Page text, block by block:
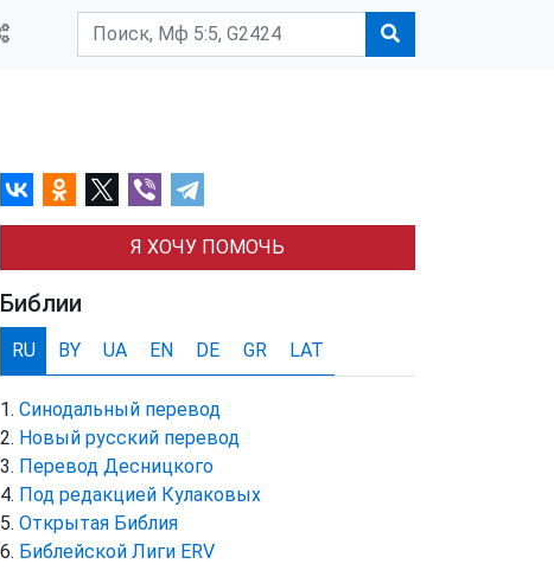
Я ХОЧУ ПОМОЧЬ
Библии
RU BY UA EN DE GR LAT
Синодальный перевод
Новый русский перевод
Перевод Десницкого
Под редакцией Кулаковых
Открытая Библия
Библейской Лиги ERV